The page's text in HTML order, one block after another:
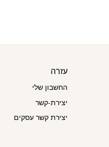
עזרה
החשבון שלי
יצירת-קשר
יצירת קשר עסקים